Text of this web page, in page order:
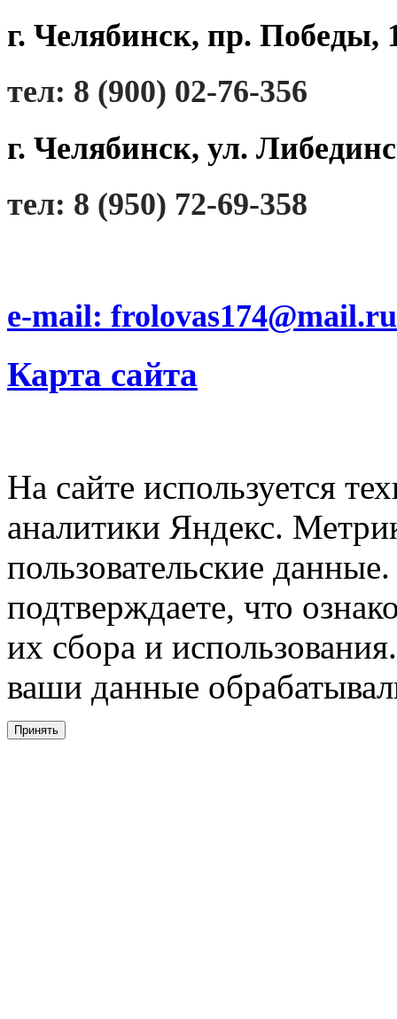
г. Челябинск, пр. Победы,
тел: 8 (900) 02-76-356
г. Челябинск, ул.
тел: 8 (950) 72-69-358
e-mail: frolovas174@mail.ru
Карта сайта
На сайте используется
аналитики Яндекс.
пользовательские
подтверждаете, что
их сбора и
ваши данные
Принять